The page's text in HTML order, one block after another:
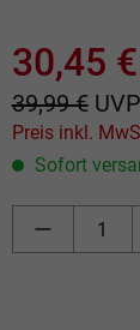
30,45 €
39,99 € UVP
Sofort